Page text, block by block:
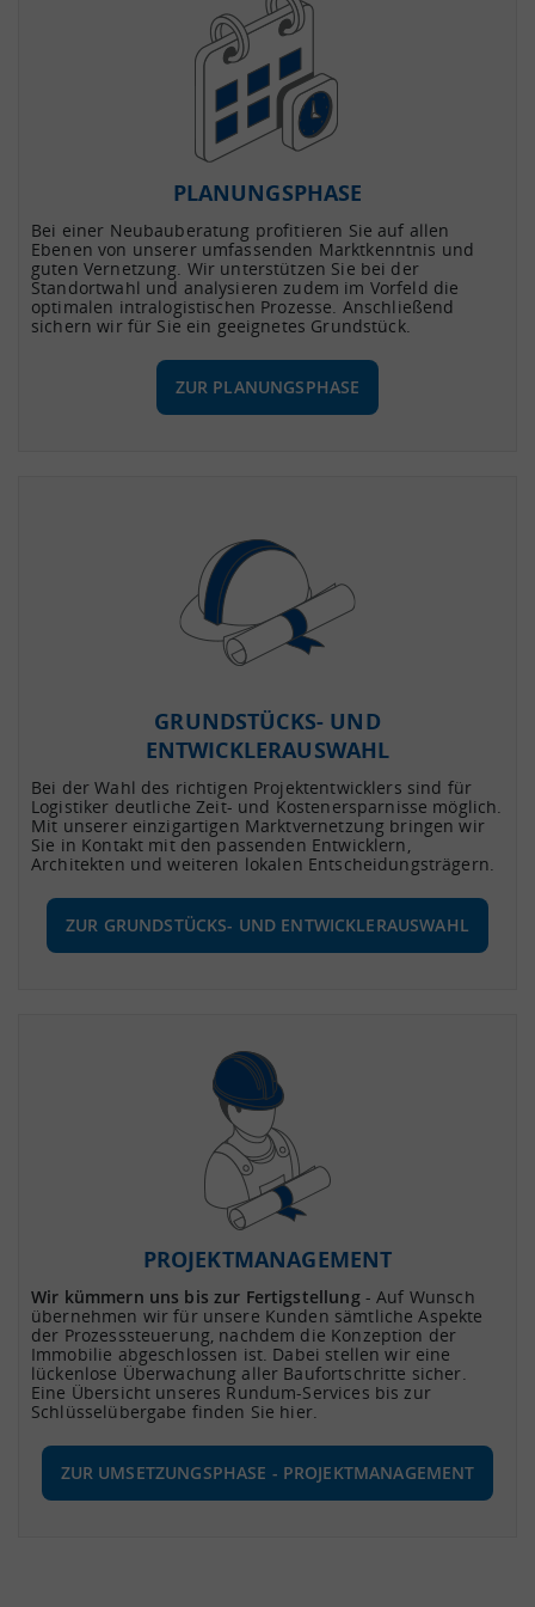
PLANUNGSPHASE
Bei einer Neubauberatung profitieren Sie auf allen
Ebenen von unserer umfassenden Marktkenntnis und
guten Vernetzung. Wir unterstützen Sie bei der
Standortwahl und analysieren zudem im Vorfeld die
optimalen intralogistischen Prozesse. Anschließend
sichern wir für Sie ein geeignetes Grundstück.
ZUR PLANUNGSPHASE
GRUNDSTÜCKS- UND
ENTWICKLERAUSWAHL
Bei der Wahl des richtigen Projektentwicklers sind für
Logistiker deutliche Zeit- und Kostenersparnisse möglich.
Mit unserer einzigartigen Marktvernetzung bringen wir
Sie in Kontakt mit den passenden Entwicklern,
Architekten und weiteren lokalen Entscheidungsträgern.
ZUR GRUNDSTÜCKS- UND ENTWICKLERAUSWAHL
PROJEKTMANAGEMENT
Wir kümmern uns bis zur Fertigstellung- Auf Wunsch
übernehmen wir für unsere Kunden sämtliche Aspekte
der Prozesssteuerung, nachdem die Konzeption der
Immobilie abgeschlossen ist. Dabei stellen wir eine
lückenlose Überwachung aller Baufortschritte sicher.
Eine Übersicht unseres Rundum-Services bis zur
Schlüsselübergabe finden Sie hier.
ZUR UMSETZUNGSPHASE - PROJEKTMANAGEMENT